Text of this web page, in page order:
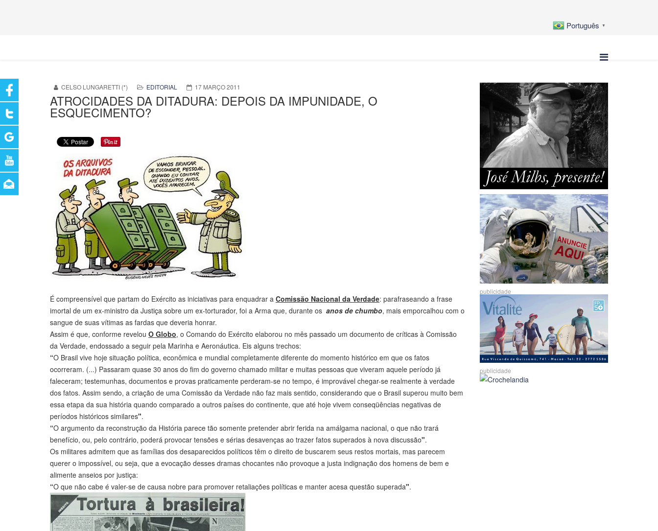
Português ▼
CELSO LUNGARETTI (*) EDITORIAL 17 MARÇO 2011
ATROCIDADES DA DITADURA: DEPOIS DA IMPUNIDADE, O
ESQUECIMENTO?
É compreensível que partam do Exército as iniciativas para enquadrar a Comissão Nacional da Verdade: parafraseando a frase
imortal de um ex-ministro da Justiça sobre um ex-torturador, foi a Arma que, durante os anos de chumbo, mais emporcalhou com o
sangue de suas vítimas as fardas que deveria honrar.
Assim é que, conforme revelou O Globo, o Comando do Exército elaborou no mês passado um documento de críticas à Comissão
da Verdade, endossado a seguir pela Marinha e Aeronáutica. Eis alguns trechos:
“O Brasil vive hoje situação política, econômica e mundial completamente diferente do momento histórico em que os fatos
ocorreram. (...) Passaram quase 30 anos do fim do governo chamado militar e muitas pessoas que viveram aquele período já
faleceram; testemunhas, documentos e provas praticamente perderam-se no tempo, é improvável chegar-se realmente à verdade
dos fatos. Assim sendo, a criação de uma Comissão da Verdade não faz mais sentido, considerando que o Brasil superou muito bem
essa etapa da sua história quando comparado a outros países do continente, que até hoje vivem conseqüências negativas de
períodos históricos similares".
“O argumento da reconstrução da História parece tão somente pretender abrir ferida na amálgama nacional, o que não trará
benefício, ou, pelo contrário, poderá provocar tensões e sérias desavenças ao trazer fatos superados à nova discussão".
Os militares admitem que as famílias dos desaparecidos políticos têm o direito de buscarem seus restos mortais, mas parecem
querer o impossível, ou seja, que a evocação desses dramas chocantes não provoque a justa indignação dos homens de bem e
alimente anseios por justiça:
“O que não cabe é valer-se de causa nobre para promover retaliações políticas e manter acesa questão superada".
publicidade
publicidade